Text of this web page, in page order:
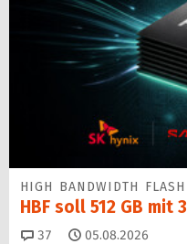
HIGH BANDWIDTH FLASH
HBF soll 512 GB mit
37 Kommentare
05.08.2026